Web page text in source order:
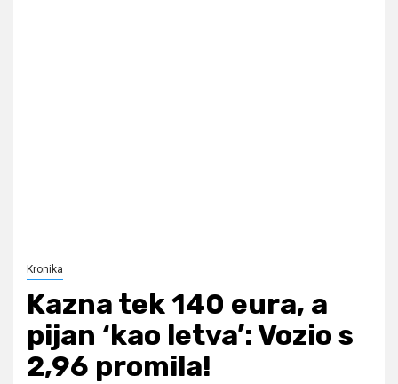
Kronika
Kazna tek 140 eura, a
pijan ‘kao letva’: Vozio s
2,96 promila!